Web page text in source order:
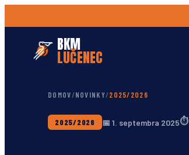
BKM
LUČENEC
DOMOV/NOVINKY/2025/2026
2025/2026 📅1. septembra 2025⏱